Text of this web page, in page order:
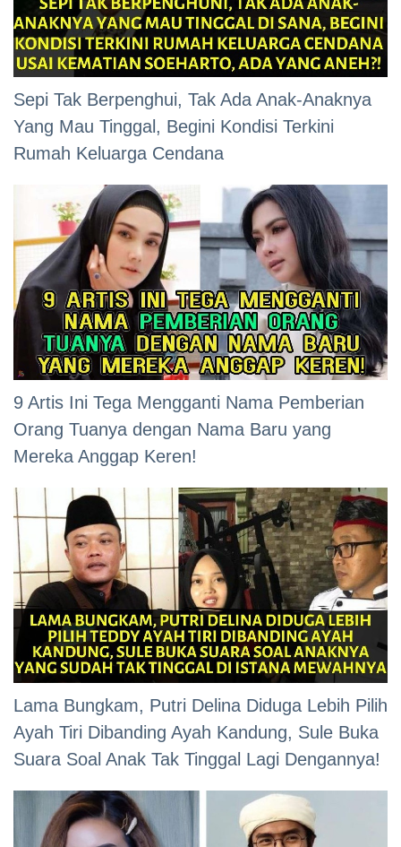
Sepi Tak Berpenghui, Tak Ada Anak-Anaknya
Yang Mau Tinggal, Begini Kondisi Terkini
Rumah Keluarga Cendana
9 Artis Ini Tega Mengganti Nama Pemberian
Orang Tuanya dengan Nama Baru yang
Mereka Anggap Keren!
Lama Bungkam, Putri Delina Diduga Lebih Pilih
Ayah Tiri Dibanding Ayah Kandung, Sule Buka
Suara Soal Anak Tak Tinggal Lagi Dengannya!